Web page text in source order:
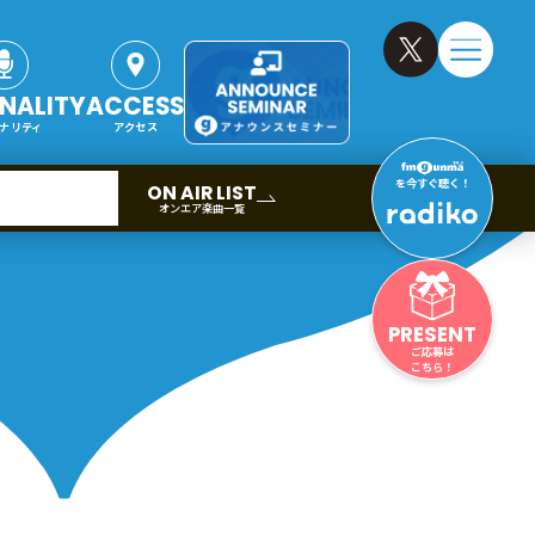
ON AIR LIST
オンエア楽曲一覧
リティ
ACCESS
アクセス
を今すぐ聴く！
PRESENT
ご応募は
こちら！